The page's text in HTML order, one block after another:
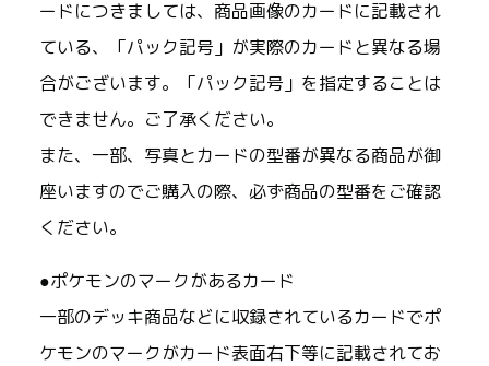
ードにつきましては、商品画像のカードに記載され
ている、「パック記号」が実際のカードと異なる場
合がございます。「パック記号」を指定することは
できません。ご了承ください。
また、一部、写真とカードの型番が異なる商品が御
座いますのでご購入の際、必ず商品の型番をご確認
ください。
●ポケモンのマークがあるカード
一部のデッキ商品などに収録されているカードでポ
ケモンのマークがカード表面右下等に記載されてお